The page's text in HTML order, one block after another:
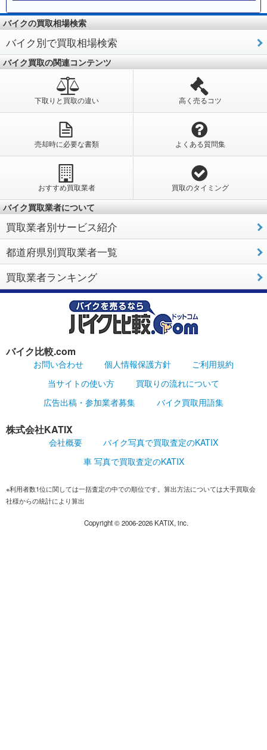
バイクの買取相場検索
バイク別で買取相場検索
バイク買取の関連コンテンツ
下取りと買取の違い 高く売るコツ
売却時に必要な書類 よくある質問集
おすすめ買取業者 買取のタイミング
バイク買取業者について
買取業者別サービス紹介
都道府県別買取業者一覧
買取業者ランキング
バイク比較.com
お問い合わせ 個人情報保護方針
ご利用規約
当サイトの使い方
買取りの流れについて
広告出稿・参加業者募集
バイク買取用語集
株式会社KATIX
会社概要
バイク写真で買取査定のKATIX
車 写真で買取査定のKATIX
※利用者数1位に関しては一括査定の中での順位です。算出方法については大手買取会
社様からの統計により算出
Copyright ©2006-2026KATIX, inc.